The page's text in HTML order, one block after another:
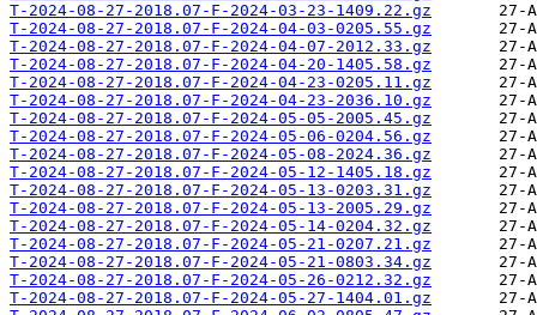
T-2024-08-27-2018.07-F-2024-03-23-1409.22.gz
T-2024-08-27-2018.07-F-2024-04-03-0205.55.gz
T-2024-08-27-2018.07-F-2024-04-07-2012.33.gz
T-2024-08-27-2018.07-F-2024-04-20-1405.58.gz
T-2024-08-27-2018.07-F-2024-04-23-0205.11.gz
T-2024-08-27-2018.07-F-2024-04-23-2036.10.gz
T-2024-08-27-2018.07-F-2024-05-05-2005.45.gz
T-2024-08-27-2018.07-F-2024-05-06-0204.56.gz
T-2024-08-27-2018.07-F-2024-05-08-2024.36.gz
T-2024-08-27-2018.07-F-2024-05-12-1405.18.gz
T-2024-08-27-2018.07-F-2024-05-13-0203.31.gz
T-2024-08-27-2018.07-F-2024-05-13-2005.29.gz
T-2024-08-27-2018.07-F-2024-05-14-0204.32.gz
T-2024-08-27-2018.07-F-2024-05-21-0207.21.gz
T-2024-08-27-2018.07-F-2024-05-21-0803.34.gz
T-2024-08-27-2018.07-F-2024-05-26-0212.32.gz
T-2024-08-27-2018.07-F-2024-05-27-1404.01.gz